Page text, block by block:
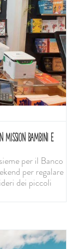
MISSION BAMBINI E
per il Banco
per regalare
dei piccoli